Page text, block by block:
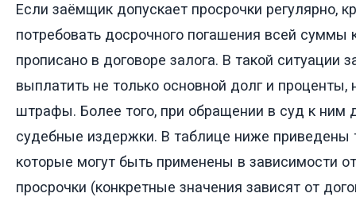
Если заёмщик допускает просрочки регулярно,
потребовать досрочного погашения всей суммы
прописано в договоре залога. В такой ситуации
выплатить не только основной долг и
штрафы. Более того, при обращении в суд к ним
судебные издержки. В таблице ниже приведены
которые могут быть применены в зависимости
просрочки (конкретные значения зависят от